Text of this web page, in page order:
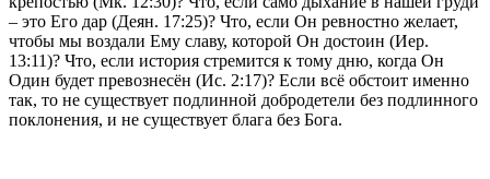
– это Его дар (Деян. 17:25)? Что, если Он ревностно желает,
чтобы мы воздали Ему славу, которой Он достоин (Иер.
13:11)? Что, если история стремится к тому дню, когда Он
Один будет превознесён (Ис. 2:17)? Если всё обстоит именно
так, то не существует подлинной добродетели без подлинного
поклонения, и не существует блага без Бога.